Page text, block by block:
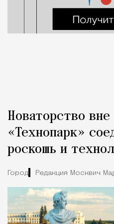
Новаторство
«Технопарк»
роскошь и
Город Редакция Москвич